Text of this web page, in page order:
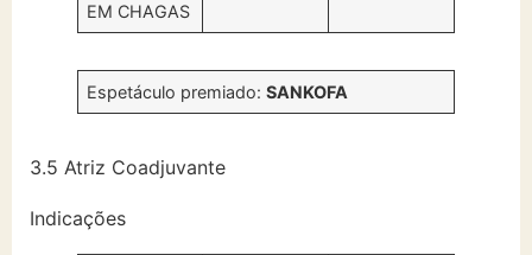
EM CHAGAS
Espetáculo premiado:SANKOFA
3.5 Atriz Coadjuvante
Indicações